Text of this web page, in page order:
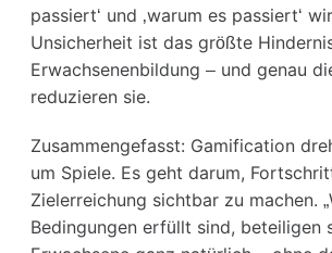
passiert‘ und ‚warum es passiert‘
Unsicherheit ist das größte
Erwachsenenbildung – und genau
reduzieren sie.
Zusammengefasst: Gamification
um Spiele. Es geht darum,
Zielerreichung sichtbar zu machen.
Bedingungen erfüllt sind, beteiligen